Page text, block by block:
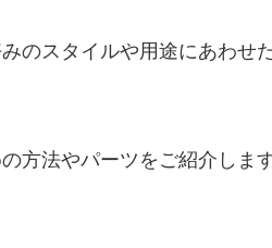
のスタイルや用途にあわせ
方法やパーツをご紹介します